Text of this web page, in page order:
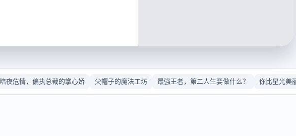
暗夜危情，偏执总裁的掌心娇 尖帽子的魔法工坊 最强王者，第二人生要做什么？ 你比星光美